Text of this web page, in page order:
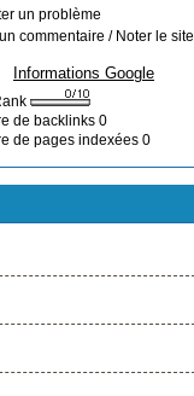
un problème
commentaire / Noter le site
Informations Google
de backlinks 0
de pages indexées 0